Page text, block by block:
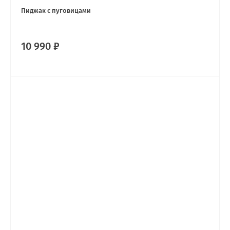
Пиджак с пуговицами
10 990 ₽